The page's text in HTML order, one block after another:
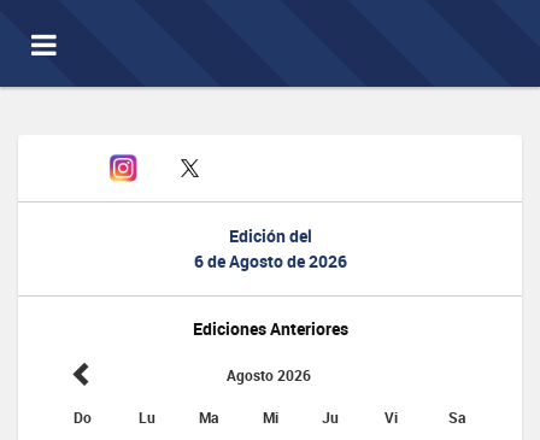
Toggle
navigation
Edición del
6 de Agosto de 2026
Ediciones Anteriores
Agosto 2026
Do Lu Ma Mi Ju Vi Sa